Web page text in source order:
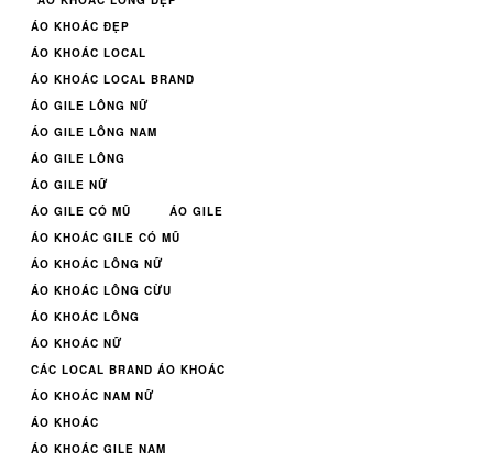
ÁO KHOÁC ĐẸP
ÁO KHOÁC LOCAL
ÁO KHOÁC LOCAL BRAND
ÁO GILE LÔNG NỮ
ÁO GILE LÔNG NAM
ÁO GILE LÔNG
ÁO GILE NỮ
ÁO GILE CÓ MŨ
ÁO GILE
ÁO KHOÁC GILE CÓ MŨ
ÁO KHOÁC LÔNG NỮ
ÁO KHOÁC LÔNG CỪU
ÁO KHOÁC LÔNG
ÁO KHOÁC NỮ
CÁC LOCAL BRAND ÁO KHOÁC
ÁO KHOÁC NAM NỮ
ÁO KHOÁC
ÁO KHOÁC GILE NAM